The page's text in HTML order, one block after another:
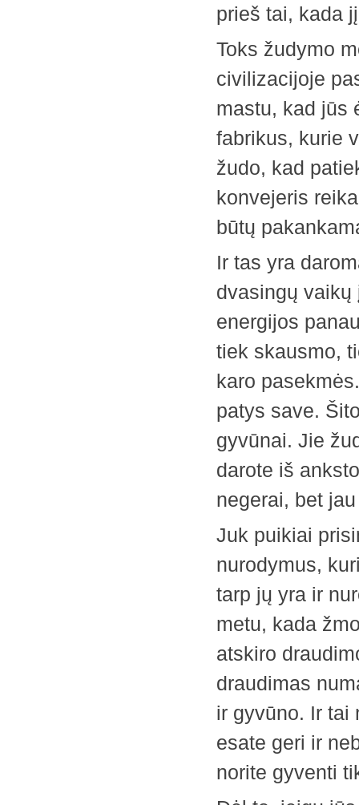
prieš tai, kada
Toks žudymo
civilizacijoje
mastu, kad jūs
fabrikus, kurie
žudo, kad
konvejeris
būtų
Ir tas yra
dvasingų vaikų
energijos
tiek skausmo,
karo
patys save.
gyvūnai. Jie
darote iš
negerai, bet
Juk puikiai
nurodymus,
tarp jų yra ir
metu, kada
atskiro
draudimas
ir gyvūno. Ir tai
esate geri ir
norite gyventi